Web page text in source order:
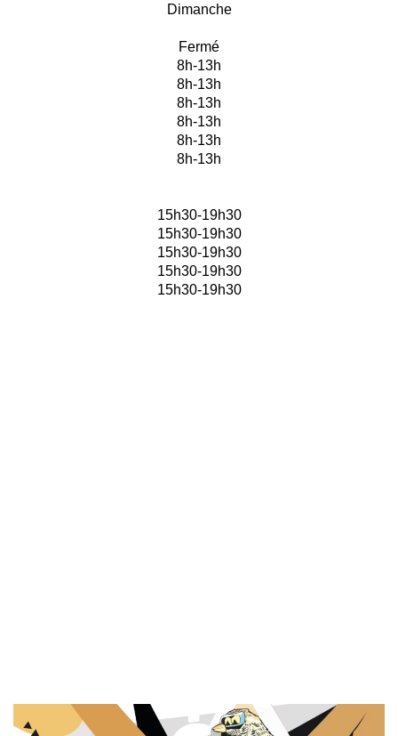
Dimanche
Fermé
8h-13h
8h-13h
8h-13h
8h-13h
8h-13h
8h-13h
15h30-19h30
15h30-19h30
15h30-19h30
15h30-19h30
15h30-19h30